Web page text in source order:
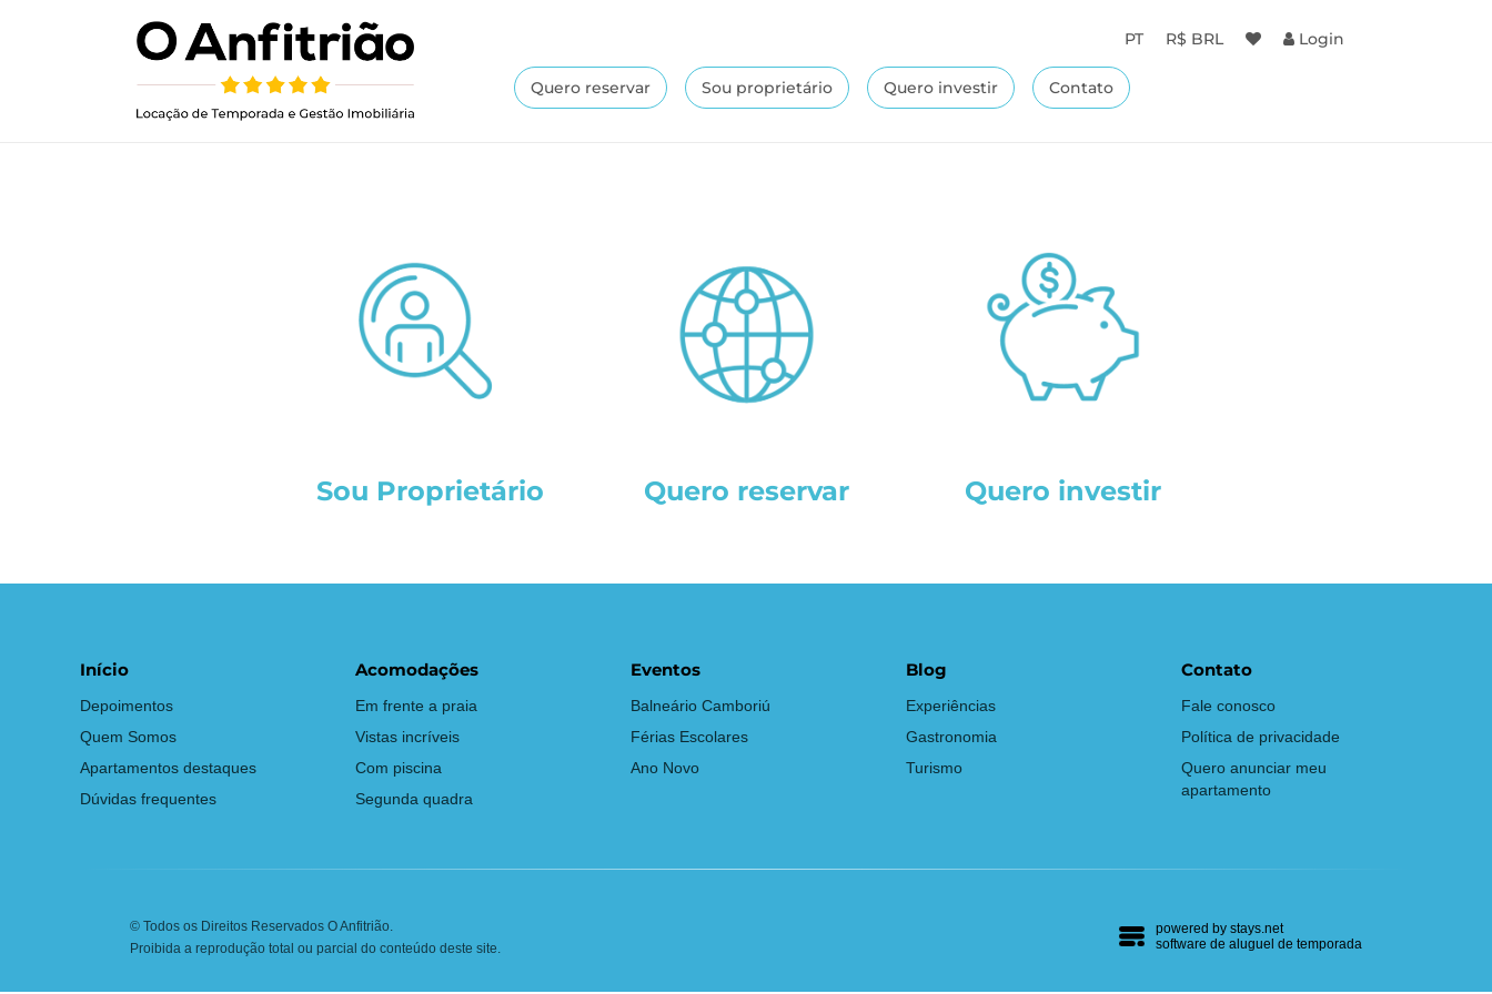
PT R$ BRL Login
Quero reservar Sou proprietário Quero investir Contato
Sou Proprietário Quero reservar Quero investir
Início
Depoimentos
Quem Somos
Apartamentos destaques
Dúvidas frequentes
Acomodações
Em frente a praia
Vistas incríveis
Com piscina
Segunda quadra
Eventos
Balneário Camboriú
Férias Escolares
Ano Novo
Blog
Experiências
Gastronomia
Turismo
Contato
Fale conosco
Política de privacidade
Quero anunciar meu
apartamento
© Todos os Direitos Reservados O Anfitrião.
Proibida a reprodução total ou parcial do conteúdo deste site.
powered by stays.net
software de aluguel de temporada